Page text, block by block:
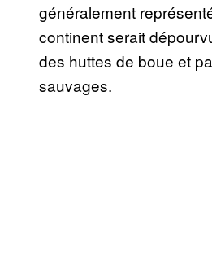
généralement
continent serait
des huttes de boue et
sauvages.